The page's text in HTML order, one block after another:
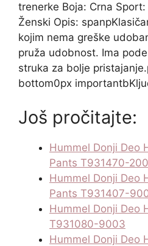
trenerke Boja: Crna
Ženski Opis:
kojim nema greške
pruža udobnost. Ima
struka za bolje
bottom0px
Još pročitajte:
Hummel Donji Deo
Pants T931470-
Hummel Donji Deo
Pants T931407-
Hummel Donji Deo
T931080-9003
Hummel Donji Deo